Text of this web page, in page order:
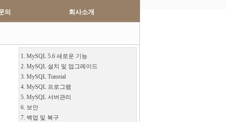
의 회사소개
1. MySQL 5.6 새로운 기능
2. MySQL 설치 및 업그레이드
3. MySQL Tutorial
4. MySQL 프로그램
5. MySQL 서버관리
6. 보안
7. 백업 및 복구